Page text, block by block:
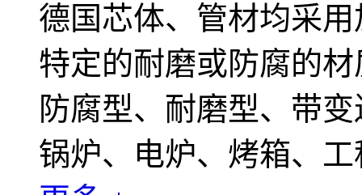
德国芯体、管材均采用
特定的耐磨或防腐的
防腐型、耐磨型、带
锅炉、电炉、烤箱、